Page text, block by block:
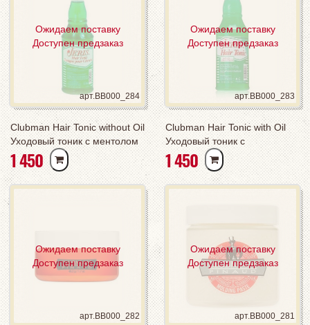
Ожидаем поставку
Доступен предзаказ
арт.BB000_284
Сlubman Hair Tonic without Oil
Уходовый тоник с ментолом
и эвкалиптом для жирных
волос, 420 мл (L)
1 450РУБ
Ожидаем поставку
Доступен предзаказ
арт.BB000_283
Clubman Hair Tonic with Oil
Уходовый тоник с
натуральным маслом для
сухих волос, 420 мл (L)
1 450РУБ
Ожидаем поставку
Доступен предзаказ
арт.BB000_282
Ожидаем поставку
Доступен предзаказ
арт.BB000_281